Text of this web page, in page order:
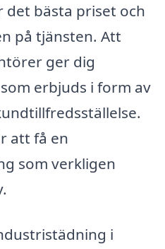
det bästa priset och
på tjänsten. Att
ger dig
erbjuds i form av
att få en
som verkligen
i